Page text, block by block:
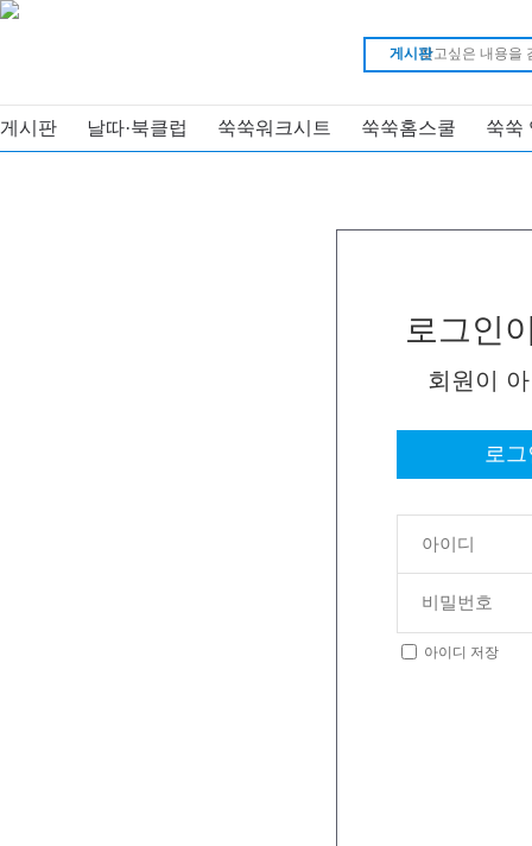
게시판
게시판 날따·북클럽 쑥쑥워크시트 쑥쑥홈스쿨 쑥쑥
로그인
회원이
로
아이디 저장